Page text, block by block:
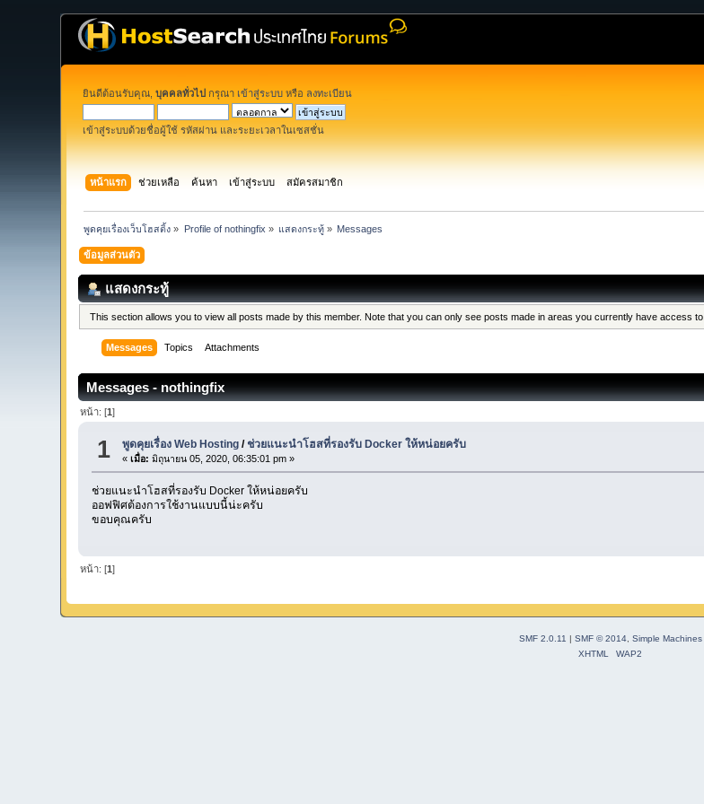
ยินดีต้อนรับคุณ,บุคคลทั่วไป กรุณา เข้าสู่ระบบ หรือ ลงทะเบียน
เข้าสู่ระบบด้วยชื่อผู้ใช้ รหัสผ่าน และระยะเวลาในเซสชั่น
หน้าแรก ช่วยเหลือ ค้นหา เข้าสู่ระบบ สมัครสมาชิก
พูดคุยเรื่องเว็บโฮสติ้ง » Profile of nothingfix » แสดงกระทู้ » Messages
ข้อมูลส่วนตัว
แสดงกระทู้
This section allows you to view all posts made by this member. Note that you can only see posts made in areas you currently have access to.
Messages Topics Attachments
Messages - nothingfix
หน้า: [1]
1 พูดคุยเรื่อง Web Hosting / ช่วยแนะนำโฮสที่รองรับ Docker ให้หน่อยครับ
«เมื่อ: มิถุนายน 05, 2020, 06:35:01 pm »
ช่วยแนะนำโฮสที่รองรับ Docker ให้หน่อยครับ
ออฟฟิศต้องการใช้งานแบบนี้น่ะครับ
ขอบคุณครับ
หน้า: [1]
SMF 2.0.11 | SMF © 2014, Simple Machines
XHTML
WAP2